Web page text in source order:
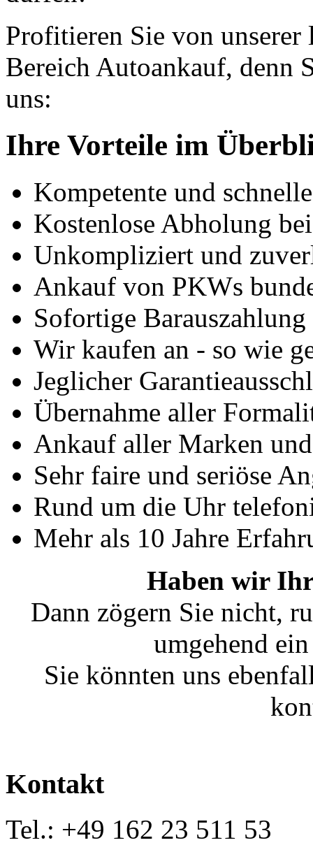
Profitieren Sie von
Bereich Autoankauf, denn
uns:
Ihre Vorteile im
Kompetente und
Kostenlose Abholung
Unkompliziert und
Ankauf von PKWs
Sofortige
Wir kaufen an - so wie
Jeglicher
Übernahme aller
Ankauf aller Marken
Sehr faire und seriöse
Rund um die Uhr
Mehr als 10 Jahre
Haben wir Ihr
Dann zögern Sie nicht,
umgehend
Sie könnten uns
Kontakt
Tel.: +49 162 23 511 53